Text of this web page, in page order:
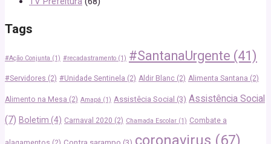
Tags
#Ação Conjunta (1) #recadastramento (1) #SantanaUrgente (41)
#Servidores (2) #Unidade Sentinela (2) Aldir Blanc (2) Alimenta Santana (2)
Alimento na Mesa (2) Amapá (1) Assistêcia Social (3) Assistência Social
(7) Boletim (4) Carnaval 2020 (2) Chamada Escolar (1) Combate a
coronavirus (67)